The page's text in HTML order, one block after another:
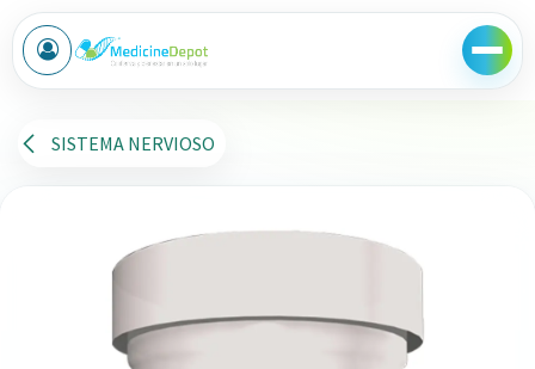
Ir al contenido
SISTEMA NERVIOSO